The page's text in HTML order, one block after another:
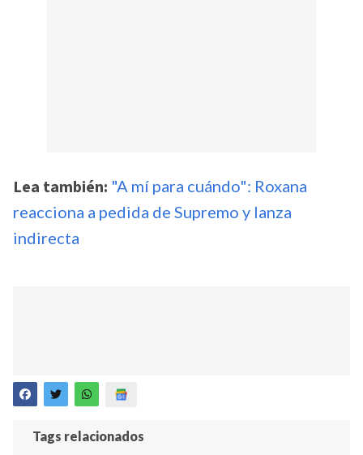
Lea también: "A mí para cuándo": Roxana
reacciona a pedida de Supremo y lanza
indirecta
Tags relacionados